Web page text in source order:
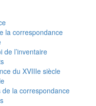
la correspondance
de l’inventaire
du XVIIIe siècle
la correspondance